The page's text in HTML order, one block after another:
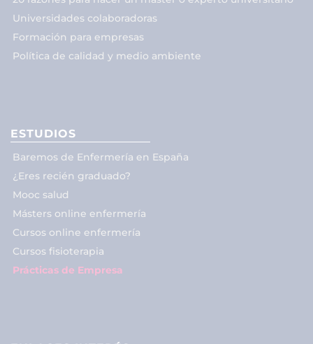
Universidades colaboradoras
Formación para empresas
Política de calidad y medio ambiente
ESTUDIOS
Baremos de Enfermería en España
¿Eres recién graduado?
Mooc salud
Másters online enfermería
Cursos online enfermería
Cursos fisioterapia
Prácticas de Empresa